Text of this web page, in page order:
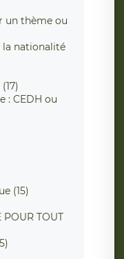
un thème ou
la nationalité
: CEDH ou
(15)
POUR TOUT